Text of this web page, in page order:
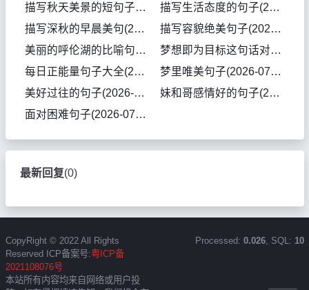
描写秋天美景的短句子(2026-07-29句子)
描写生活态度的句子(2026-07-29句子)
描写深秋的早晨美句(2026-07-29句子)
描写容貌绝美句子(2026-07-29句子)
美丽的呼伦湖的比喻句(2026-07-28句子)
梦想即为目标这句话对么(2026-07-28句子)
每日正能量句子大全(2026-07-28句子)
梦里唯美句子(2026-07-28句子)
美好过往的句子(2026-07-28句子)
妹和哥感情好的句子(2026-07-28句子)
面对困难句子(2026-07-28句子)
最新回复(0)
CopyRight © 2022 All Rights
Reserved ICP备案号:粤ICP备
2021108076号
本站所有内容均来自网络或用户投
Processed: 0.026, SQL: 10